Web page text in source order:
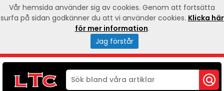
Vår hemsida använder sig av cookies. Genom att fortsätta
surfa på sidan godkänner du att vi använder cookies. Klicka här
för mer information.
Jag förstår